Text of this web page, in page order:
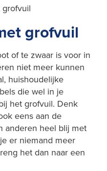
grofvuil
of te zwaar is voor in
niet meer kunnen
huishoudelijke
die wel in je
het grofvuil. Denk
eens aan de
anderen heel blij met
er niemand meer
het dan naar een